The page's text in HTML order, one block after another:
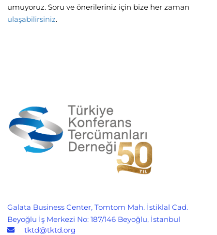
umuyoruz. Soru ve önerileriniz için bize her zaman
ulaşabilirsiniz.
Galata Business Center, Tomtom Mah. İstiklal Cad.
Beyoğlu İş Merkezi No: 187/146 Beyoğlu, İstanbul
tktd@tktd.org